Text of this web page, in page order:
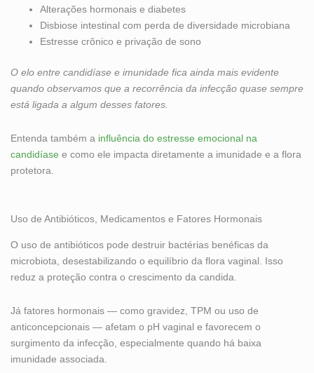
Alterações hormonais e diabetes
Disbiose intestinal com perda de diversidade microbiana
Estresse crônico e privação de sono
O elo entre candidíase e imunidade fica ainda mais evidente
quando observamos que a recorrência da infecção quase sempre
está ligada a algum desses fatores.
Entenda também a influência do estresse emocional na
candidíase e como ele impacta diretamente a imunidade e a flora
protetora.
Uso de Antibióticos, Medicamentos e Fatores Hormonais
O uso de antibióticos pode destruir bactérias benéficas da
microbiota, desestabilizando o equilíbrio da flora vaginal. Isso
reduz a proteção contra o crescimento da candida.
Já fatores hormonais — como gravidez, TPM ou uso de
anticoncepcionais — afetam o pH vaginal e favorecem o
surgimento da infecção, especialmente quando há baixa
imunidade associada.